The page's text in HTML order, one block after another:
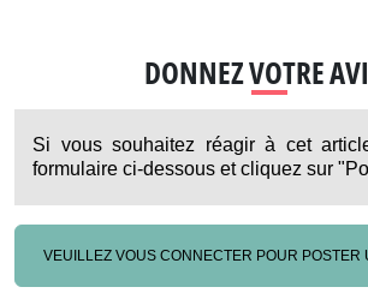
DONNEZ VOTRE
Si vous souhaitez réagir à cet
formulaire ci-dessous et cliquez sur
VEUILLEZ VOUS CONNECTER POUR POSTER